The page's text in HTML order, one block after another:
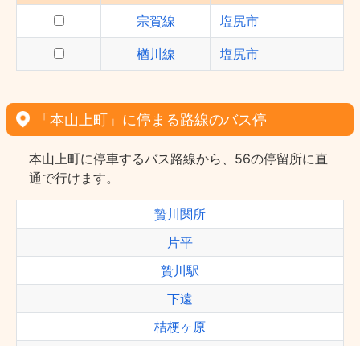
宗賀線 塩尻市
楢川線 塩尻市
「本山上町」に停まる路線のバス停
本山上町に停車するバス路線から、56の停留所に直
通で行けます。
贄川関所
片平
贄川駅
下遠
桔梗ヶ原